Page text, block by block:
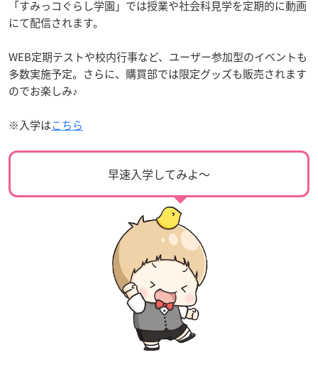
「すみっコぐらし学園」では授業や社会科見学を定期的に動画
にて配信されます。
WEB定期テストや校内行事など、ユーザー参加型のイベントも
多数実施予定。さらに、購買部では限定グッズも販売されます
のでお楽しみ♪
※入学はこちら
早速入学してみよ〜